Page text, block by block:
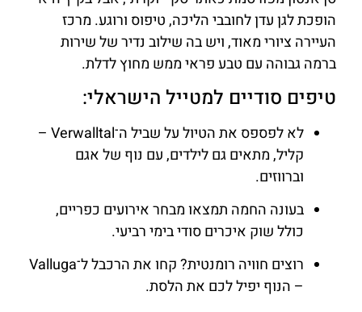
הופכת לגן עדן לחובבי הליכה, טיפוס ורוגע. מרכז
העיירה ציורי מאוד, ויש בה שילוב נדיר של שירות
ברמה גבוהה עם טבע פראי ממש מחוץ לדלת.
טיפים סודיים למטייל הישראלי:
לא לפספס את הטיול על שביל ה־Verwalltal –
קליל, מתאים גם לילדים, עם נוף של אגם
וברווזים.
בעונה החמה תמצאו מבחר אירועים כפריים,
כולל שוק איכרים סודי בימי רביעי.
רוצים חוויה רומנטית? קחו את הרכבל ל־Valluga
– הנוף יפיל לכם את הלסת.